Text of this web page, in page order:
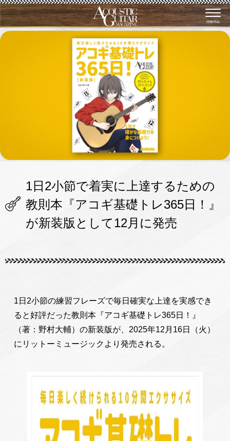
menu
1日2小節で着実に上達するための
教則本『アコギ基礎トレ365日！』
が新装版として12月に発売
1日2小節の練習フレーズで毎日確実な上達を実感でき
ると好評だった教則本『アコギ基礎トレ365日！』
（著：野村大輔）の新装版が、2025年12月16日（火）
にリットーミュージックより発売される。